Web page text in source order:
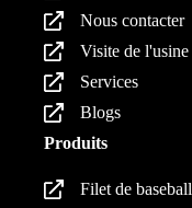
Nous contacter
Visite de l'usine
Services
Blogs
Produits
Filet de baseball